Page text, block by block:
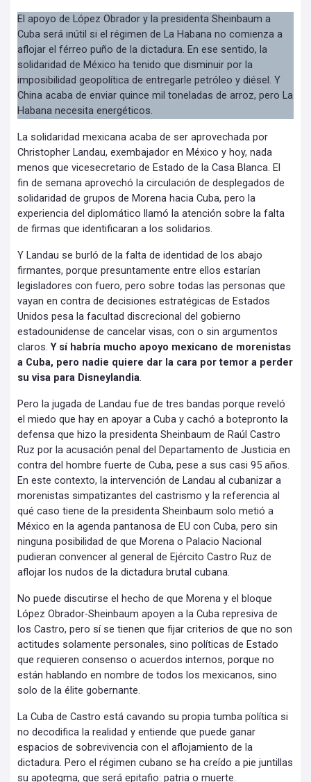
El apoyo de López Obrador y la presidenta Sheinbaum a
Cuba será inútil si el régimen de La Habana no comienza a
aflojar el férreo puño de la dictadura. En ese sentido, la
solidaridad de México ha tenido que disminuir por la
imposibilidad geopolítica de entregarle petróleo y diésel. Y
China acaba de enviar quince mil toneladas de arroz, pero La
Habana necesita energéticos.
La solidaridad mexicana acaba de ser aprovechada por
Christopher Landau, exembajador en México y hoy, nada
menos que vicesecretario de Estado de la Casa Blanca. El
fin de semana aprovechó la circulación de desplegados de
solidaridad de grupos de Morena hacia Cuba, pero la
experiencia del diplomático llamó la atención sobre la falta
de firmas que identificaran a los solidarios.
Y Landau se burló de la falta de identidad de los abajo
firmantes, porque presuntamente entre ellos estarían
legisladores con fuero, pero sobre todas las personas que
vayan en contra de decisiones estratégicas de Estados
Unidos pesa la facultad discrecional del gobierno
estadounidense de cancelar visas, con o sin argumentos
claros.Y sí habría mucho apoyo mexicano de morenistas
a Cuba, pero nadie quiere dar la cara por temor a perder
su visa para Disneylandia.
Pero la jugada de Landau fue de tres bandas porque reveló
el miedo que hay en apoyar a Cuba y cachó a botepronto la
defensa que hizo la presidenta Sheinbaum de Raúl Castro
Ruz por la acusación penal del Departamento de Justicia en
contra del hombre fuerte de Cuba, pese a sus casi 95 años.
En este contexto, la intervención de Landau al cubanizar a
morenistas simpatizantes del castrismo y la referencia al
qué caso tiene de la presidenta Sheinbaum solo metió a
México en la agenda pantanosa de EU con Cuba, pero sin
ninguna posibilidad de que Morena o Palacio Nacional
pudieran convencer al general de Ejército Castro Ruz de
aflojar los nudos de la dictadura brutal cubana.
No puede discutirse el hecho de que Morena y el bloque
López Obrador-Sheinbaum apoyen a la Cuba represiva de
los Castro, pero sí se tienen que fijar criterios de que no son
actitudes solamente personales, sino políticas de Estado
que requieren consenso o acuerdos internos, porque no
están hablando en nombre de todos los mexicanos, sino
solo de la élite gobernante.
La Cuba de Castro está cavando su propia tumba política si
no decodifica la realidad y entiende que puede ganar
espacios de sobrevivencia con el aflojamiento de la
dictadura. Pero el régimen cubano se ha creído a pie juntillas
su apotegma, que será epitafio: patria o muerte.